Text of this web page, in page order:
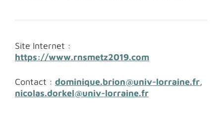
Site Internet :
https://www.rnsmetz2019.com
Contact : dominique.brion@univ-lorraine.fr,
nicolas.dorkel@univ-lorraine.fr